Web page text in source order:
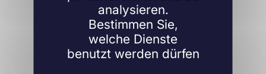
analysieren.
Bestimmen Sie,
welche Dienste
benutzt werden dürfen